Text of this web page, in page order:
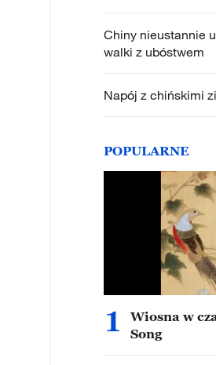
Chiny nieustannie
walki z ubóstwem
Napój z chińskimi
POPULARNE
1
Wiosna w
Song